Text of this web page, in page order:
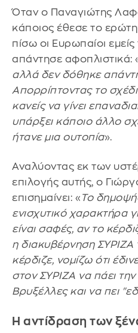
Όταν ο Παναγιώτης
κάποιος έθεσε το
πίσω οι Ευρωπαίοι εμείς
απάντησε αφοπλιστικά:
αλλά δεν δόθηκε
Απορρίπτοντας το
κανείς να γίνει
υπάρξει κάποιο άλλο
ήτανε μια ουτοπία».
Αναλύοντας εκ των
επιλογής αυτής, ο
επισημαίνει: « Το
ενισχυτικό χαρακτήρα
είναι σαφές, αν το
η διακυβέρνηση ΣΥΡΙΖΑ
κέρδιζε, νομίζω ότι
στον ΣΥΡΙΖΑ να πάει
Βρυξέλλες και να πει
Η αντίδραση των